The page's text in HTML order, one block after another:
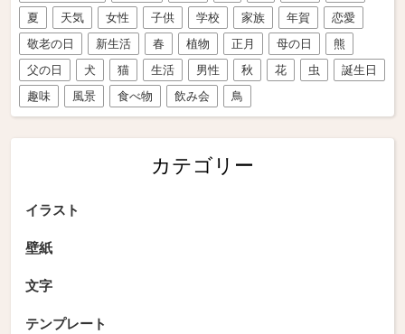
夏
天気 女性 子供 学校 家族 年賀
恋愛
敬老の日
新生活 春 植物 正月 母の日
熊
父の日
犬 猫 生活 男性 秋 花 虫
誕生日
趣味
風景 食べ物 飲み会 鳥
カテゴリー
イラスト
壁紙
文字
テンプレート